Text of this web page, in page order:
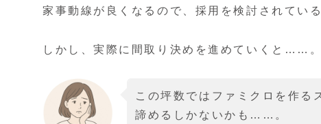
家事動線が良くなるので、採用を検討されてい
しかし、実際に間取り決めを進めていくと……。
この坪数ではファミクロを作る
諦めるしかないかも……。